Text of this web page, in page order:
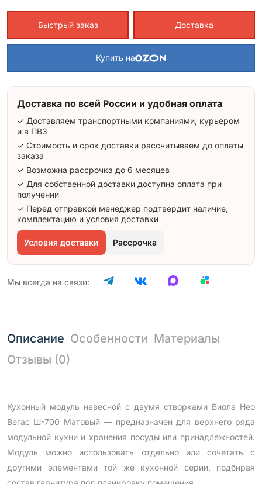
Быстрый заказ Доставка
Купить на
Доставка по всей России и удобная оплата
✓ Доставляем транспортными компаниями, курьером
и в ПВЗ
✓ Стоимость и срок доставки рассчитываем до оплаты
заказа
✓ Возможна рассрочка до 6 месяцев
✓ Для собственной доставки доступна оплата при
получении
✓ Перед отправкой менеджер подтвердит наличие,
комплектацию и условия доставки
Условия доставки Рассрочка
Мы всегда на связи:
Описание Особенности Материалы
Отзывы (0)
Кухонный модуль навесной с двумя створками Виола Нео
Вегас Ш-700 Матовый — предназначен для верхнего ряда
модульной кухни и хранения посуды или принадлежностей.
Модуль можно использовать отдельно или сочетать с
другими элементами той же кухонной серии, подбирая